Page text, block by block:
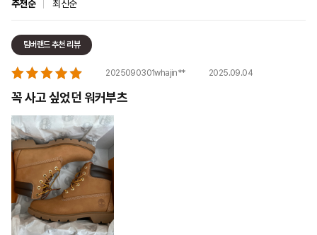
추천순 최신순
팀버랜드 추천 리뷰
2025090301whajin** 2025.09.04
꼭 사고 싶었던 워커부츠